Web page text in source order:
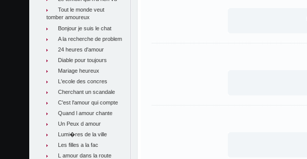
Tout le monde veut
tomber amoureux
Bonjour je suis le chat
A la recherche de problem
24 heures d'amour
Diable pour toujours
Mariage heureux
L'ecole des concres
Cherchant un scandale
C'est l'amour qui compte
Quand l amour chante
Un Peux d amour
Lumi�res de la ville
Les filles a la fac
L amour dans la route